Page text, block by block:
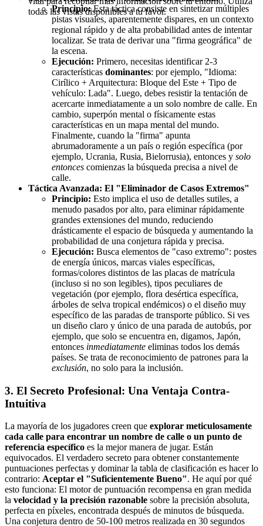
todas las vistas disponibles a tu favor.
Principio:Esta táctica consiste en sintetizar múltiples
pistas visuales, aparentemente dispares, en un contexto
regional rápido y de alta probabilidad antes de intentar
localizar. Se trata de derivar una "firma geográfica" de
la escena.
Ejecución: Primero, necesitas identificar 2-3
características dominantes: por ejemplo, "Idioma:
Cirílico + Arquitectura: Bloque del Este + Tipo de
vehículo: Lada". Luego, debes resistir la tentación de
acercarte inmediatamente a un solo nombre de calle. En
cambio, superpón mental o físicamente estas
características en un mapa mental del mundo.
Finalmente, cuando la "firma" apunta
abrumadoramente a un país o región específica (por
ejemplo, Ucrania, Rusia, Bielorrusia), entonces y solo
entonces comienzas la búsqueda precisa a nivel de
calle.
Táctica Avanzada: El "Eliminador de Casos Extremos"
Principio: Esto implica el uso de detalles sutiles, a
menudo pasados por alto, para eliminar rápidamente
grandes extensiones del mundo, reduciendo
drásticamente el espacio de búsqueda y aumentando la
probabilidad de una conjetura rápida y precisa.
Ejecución: Busca elementos de "caso extremo": postes
de energía únicos, marcas viales específicas,
formas/colores distintos de las placas de matrícula
(incluso si no son legibles), tipos peculiares de
vegetación (por ejemplo, flora desértica específica,
árboles de selva tropical endémicos) o el diseño muy
específico de las paradas de transporte público. Si ves
un diseño claro y único de una parada de autobús, por
ejemplo, que solo se encuentra en, digamos, Japón,
entonces inmediatamente eliminas todos los demás
países. Se trata de reconocimiento de patrones para la
exclusión, no solo para la inclusión.
3. El Secreto Profesional: Una Ventaja Contra-
Intuitiva
La mayoría de los jugadores creen que explorar meticulosamente
cada calle para encontrar un nombre de calle o un punto de
referencia específico es la mejor manera de jugar. Están
equivocados. El verdadero secreto para obtener constantemente
puntuaciones perfectas y dominar la tabla de clasificación es hacer lo
contrario: Aceptar el "Suficientemente Bueno". He aquí por qué
esto funciona: El motor de puntuación recompensa en gran medida
la velocidad y la precisión razonable sobre la precisión absoluta,
perfecta en píxeles, encontrada después de minutos de búsqueda.
Una conjetura dentro de 50-100 metros realizada en 30 segundos